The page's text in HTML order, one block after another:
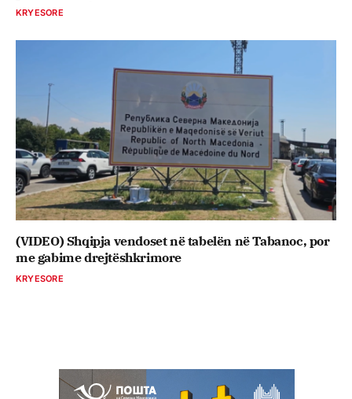
KRYESORE
(VIDEO) Shqipja vendoset në tabelën në Tabanoc, por
me gabime drejtëshkrimore
KRYESORE